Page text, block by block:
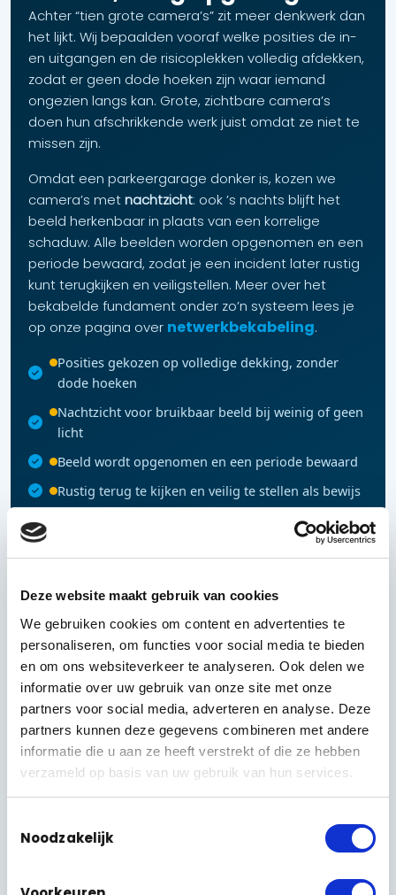
Deze website maakt gebruik van cookies
We gebruiken cookies om content en advertenties te
personaliseren, om functies voor social media te bieden
en om ons websiteverkeer te analyseren. Ook delen we
informatie over uw gebruik van onze site met onze
partners voor social media, adverteren en analyse. Deze
partners kunnen deze gegevens combineren met andere
informatie die u aan ze heeft verstrekt of die ze hebben
verzameld op basis van uw gebruik van hun services.
Noodzakelijk
Achter “tien grote camera’s” zit meer denkwerk dan
het lijkt. Wij bepaalden vooraf welke posities de in-
en uitgangen en de risicoplekken volledig afdekken,
zodat er geen dode hoeken zijn waar iemand
ongezien langs kan. Grote, zichtbare camera’s
doen hun afschrikkende werk juist omdat ze niet te
missen zijn.
Omdat een parkeergarage donker is, kozen we
camera’s metnachtzicht: ook ’s nachts blijft het
beeld herkenbaar in plaats van een korrelige
schaduw. Alle beelden worden opgenomen en een
periode bewaard, zodat je een incident later rustig
kunt terugkijken en veiligstellen. Meer over het
bekabelde fundament onder zo’n systeem lees je
op onze pagina over netwerkbekabeling.
Posities gekozen op volledige dekking, zonder
dode hoeken
Nachtzicht voor bruikbaar beeld bij weinig of geen
licht
Beeld wordt opgenomen en een periode bewaard
Rustig terug te kijken en veilig te stellen als bewijs
Camera
Groot & zichtbaar, met nachtzicht
Opname
Beeld opgenomen & bewaard